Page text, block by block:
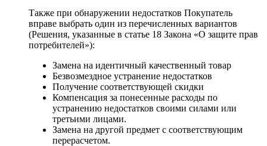
Также при обнаружении недостатков Покупатель
вправе выбрать один из перечисленных вариантов
(Решения, указанные в статье 18 Закона «О защите прав
потребителей»):
Замена на идентичный качественный товар
Безвозмездное устранение недостатков
Получение соответствующей скидки
Компенсация за понесенные расходы по
устранению недостатков своими силами или
третьими лицами.
Замена на другой предмет с соответствующим
перерасчетом.